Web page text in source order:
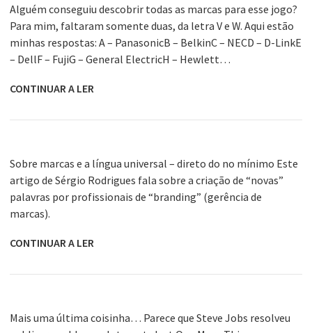
Alguém conseguiu descobrir todas as marcas para esse jogo?
Para mim, faltaram somente duas, da letra V e W. Aqui estão
minhas respostas: A – PanasonicB – BelkinC – NECD – D-LinkE
– DellF – FujiG – General ElectricH – Hewlett…
CONTINUAR A LER
Sobre marcas e a língua universal – direto do no mínimo Este
artigo de Sérgio Rodrigues fala sobre a criação de “novas”
palavras por profissionais de “branding” (gerência de
marcas).
CONTINUAR A LER
Mais uma última coisinha… Parece que Steve Jobs resolveu